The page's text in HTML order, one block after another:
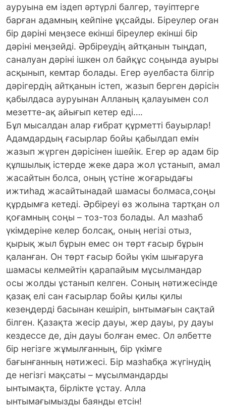
ауруына ем іздеп әртүрлі балгер, тәуіптерге
барған адамның кейпіне ұқсайды. Біреулер оған
бір дәріні меңзесе екінші біреулер екінші бір
дәріні меңзейді. Әрбіреудің айтқанын тыңдап,
саналуан дәріні ішкен ол байқұс соңында ауыры
асқынып, кемтар болады. Егер әуелбаста білгір
дәрігердің айтқанын істеп, жазып берген дәрісін
қабылдаса ауруынан Алланың қалауымен сол
мезетте-ақ айығып кетер еді….
Бұл мысалдан алар ғибрат құрметті бауырлар!
Адамдардың ғасырлар бойы қабылдап емін
жазып жүрген дәрісінен ішейік. Егер әр адам бір
құлшылық істерде жеке дара жол ұстанып, амал
жасайтын болса, оның үстіне жоғарыдағы
ижтиһад жасайтынадай шамасы болмаса,соңы
құрдымға кетеді. Әрбіреуі өз жолына тартқан ол
қоғамның соңы – тоз-тоз болады. Ал мазһаб
үкімдеріне келер болсақ, оның негізі отыз,
қырық жыл бұрын емес он төрт ғасыр бұрын
қаланған. Он төрт ғасыр бойы үкім шығаруға
шамасы келмейтін қарапайым мұсылмандар
осы жолды ұстанып келген. Соның нәтижесінде
қазақ елі сан ғасырлар бойы қилы қилы
кезеңдерді басынан кешіріп, ынтымағын сақтай
білген. Қазақта жесір дауы, жер дауы, ру дауы
кездессе де, дін дауы болған емес. Ол әлбетте
бір негізге жұмылғанның, бір үкімге
бағынғанның нәтижесі. Бір мазһабқа жүгінудің
де негізгі мақсаты – мұсылмандарды
ынтымақта, бірлікте ұстау. Алла
ынтымағымызды баянды етсін!